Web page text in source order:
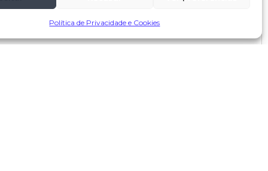
Política de Privacidade e Cookies